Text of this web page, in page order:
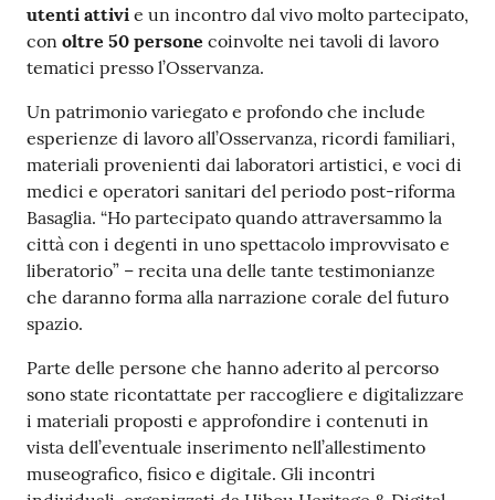
utenti attivi e un incontro dal vivo molto partecipato,
con oltre 50 persone coinvolte nei tavoli di lavoro
tematici presso l’Osservanza.
Un patrimonio variegato e profondo che include
esperienze di lavoro all’Osservanza, ricordi familiari,
materiali provenienti dai laboratori artistici, e voci di
medici e operatori sanitari del periodo post-riforma
Basaglia. “Ho partecipato quando attraversammo la
città con i degenti in uno spettacolo improvvisato e
liberatorio” – recita una delle tante testimonianze
che daranno forma alla narrazione corale del futuro
spazio.
Parte delle persone che hanno aderito al percorso
sono state ricontattate per raccogliere e digitalizzare
i materiali proposti e approfondire i contenuti in
vista dell’eventuale inserimento nell’allestimento
museografico, fisico e digitale. Gli incontri